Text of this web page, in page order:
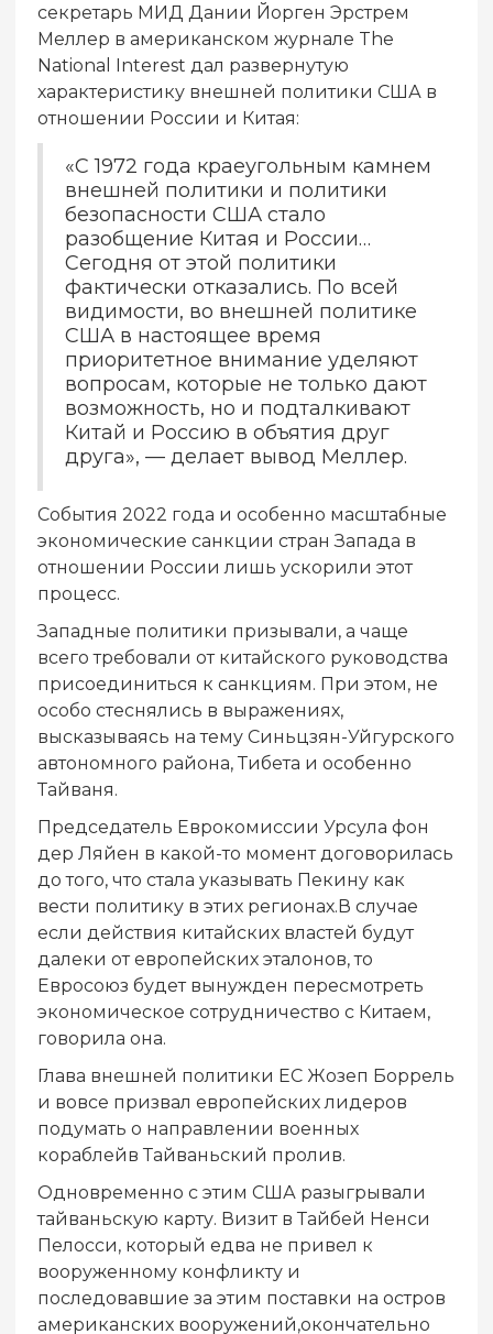
секретарь МИД Дании Йорген Эрстрем
Меллер в американском журнале The
National Interest дал развернутую
характеристику внешней политики США в
отношении России и Китая:
«С 1972 года краеугольным камнем
внешней политики и политики
безопасности США стало
разобщение Китая и России…
Сегодня от этой политики
фактически отказались. По всей
видимости, во внешней политике
США в настоящее время
приоритетное внимание уделяют
вопросам, которые не только дают
возможность, но и подталкивают
Китай и Россию в объятия друг
друга», — делает вывод Меллер.
События 2022 года и особенно масштабные
экономические санкции стран Запада в
отношении России лишь ускорили этот
процесс.
Западные политики призывали, а чаще
всего требовали от китайского руководства
присоединиться к санкциям. При этом, не
особо стеснялись в выражениях,
высказываясь на тему Синьцзян-Уйгурского
автономного района, Тибета и особенно
Тайваня.
Председатель Еврокомиссии Урсула фон
дер Ляйен в какой-то момент договорилась
до того, что стала указывать Пекину как
вести политику в этих регионах.В случае
если действия китайских властей будут
далеки от европейских эталонов, то
Евросоюз будет вынужден пересмотреть
экономическое сотрудничество с Китаем,
говорила она.
Глава внешней политики ЕС Жозеп Боррель
и вовсе призвал европейских лидеров
подумать о направлении военных
кораблейв Тайваньский пролив.
Одновременно с этим США разыгрывали
тайваньскую карту. Визит в Тайбей Ненси
Пелосси, который едва не привел к
вооруженному конфликту и
последовавшие за этим поставки на остров
американских вооружений,окончательно